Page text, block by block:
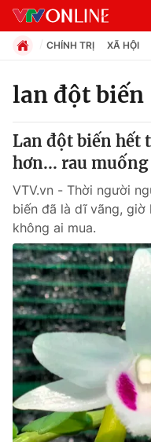
Chuyên mục
Chính trị
Xã hội
Pháp luật
Y tế
Thế giới
Tin tức
Thế giới đó đây
Câu chuyện quốc tế
Kinh tế
Tài chính
Dữ liệu và đời sống
CHÍNH TRỊ XÃ HỘI
lan đột biến
Lan đột biến
hơn... rau muống
VTV.vn - Thời người
biến đã là dĩ vãng, giờ
không ai mua.